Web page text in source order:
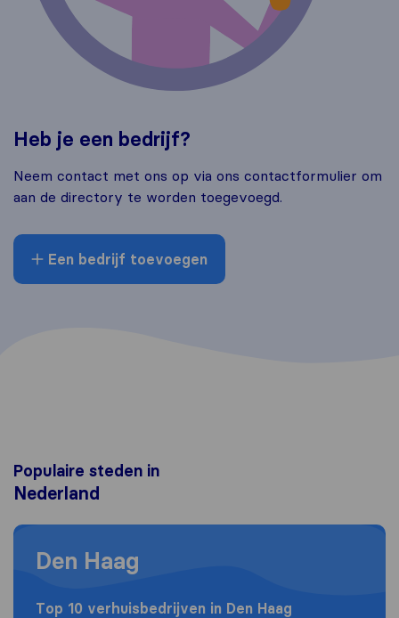
Heb je een bedrijf?
Neem contact met ons op via ons contactformulier om
aan de directory te worden toegevoegd.
Een bedrijf toevoegen
Populaire steden in
Nederland
Moving to Den Haag
Den Haag
Top 10 verhuisbedrijven in Den Haag